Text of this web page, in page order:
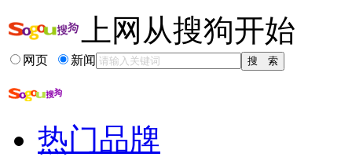
上网从搜狗开始
网页 新闻
热门品牌